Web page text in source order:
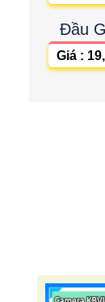
Đầu
Giá :